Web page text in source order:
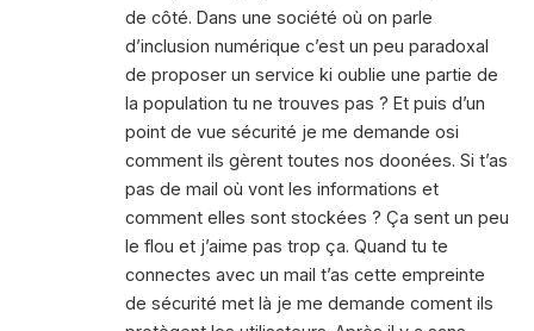
de côté. Dans une société où on parle
d’inclusion numérique c’est un peu paradoxal
de proposer un service ki oublie une partie de
la population tu ne trouves pas ? Et puis d’un
point de vue sécurité je me demande osi
comment ils gèrent toutes nos doonées. Si t’as
pas de mail où vont les informations et
comment elles sont stockées ? Ça sent un peu
le flou et j’aime pas trop ça. Quand tu te
connectes avec un mail t’as cette empreinte
de sécurité met là je me demande coment ils